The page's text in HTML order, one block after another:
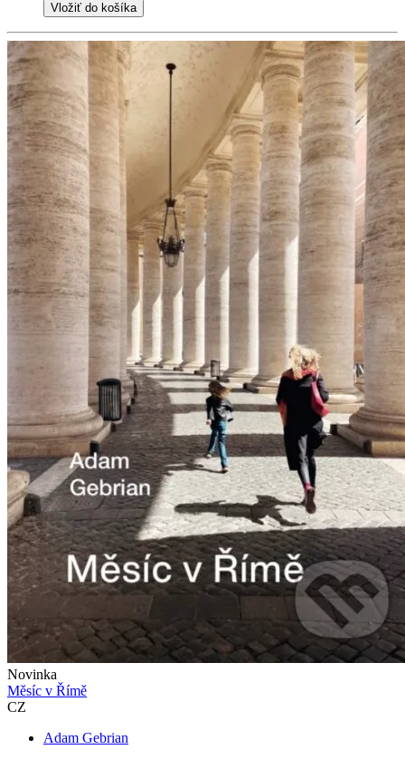
Vložiť do košíka
Novinka
Měsíc v Římě
CZ
Adam Gebrian